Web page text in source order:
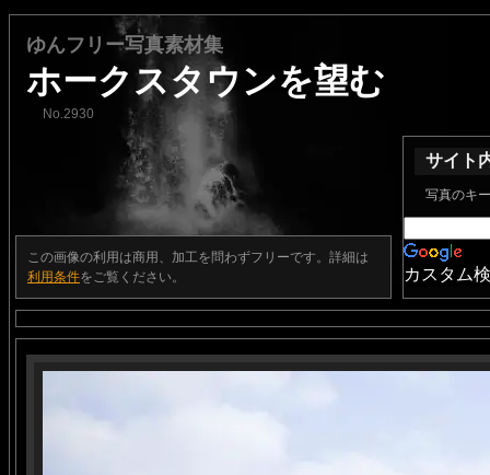
ゆんフリー写真素材集
ホークスタウンを望む
No.2930
この画像の利用は商用、加工を問わずフリーです。詳細は
利用条件をご覧ください。
サイト
写真のキ
カスタム